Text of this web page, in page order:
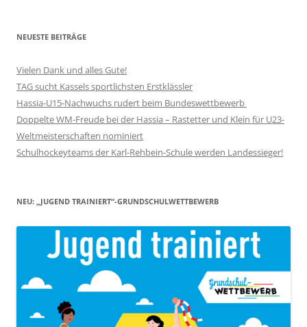
NEUESTE BEITRÄGE
Vielen Dank und alles Gute!
TAG sucht Kassels sportlichsten Erstklässler
Hassia-U15-Nachwuchs rudert beim Bundeswettbewerb
Doppelte WM-Freude bei der Hassia – Rastetter und Klein für U23-
Weltmeisterschaften nominiert
Schulhockeyteams der Karl-Rehbein-Schule werden Landessieger!
NEU: „JUGEND TRAINIERT“-GRUNDSCHULWETTBEWERB